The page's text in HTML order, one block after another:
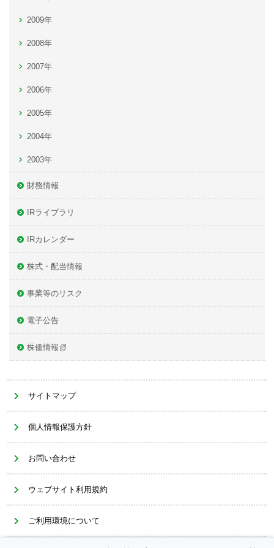
2009年
2008年
2007年
2006年
2005年
2004年
2003年
財務情報
IRライブラリ
IRカレンダー
株式・配当情報
事業等のリスク
電子公告
株価情報
サイトマップ
個人情報保護方針
お問い合わせ
ウェブサイト利用規約
ご利用環境について